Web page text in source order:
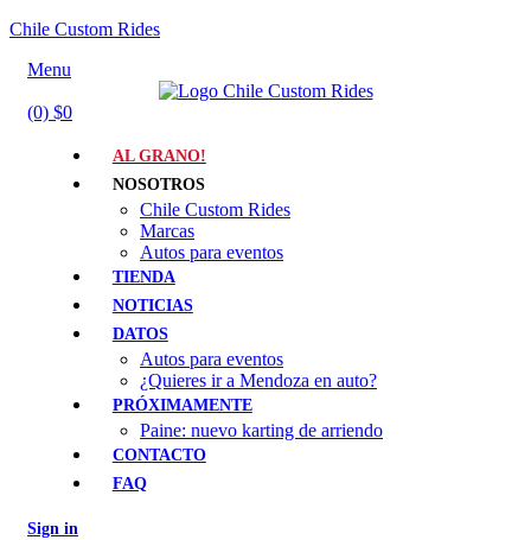
Chile Custom Rides
Menu
(0) $0
AL GRANO!
NOSOTROS
Chile Custom Rides
Marcas
Autos para eventos
TIENDA
NOTICIAS
DATOS
Autos para eventos
¿Quieres ir a Mendoza en auto?
PRÓXIMAMENTE
Paine: nuevo karting de arriendo
CONTACTO
FAQ
Sign in